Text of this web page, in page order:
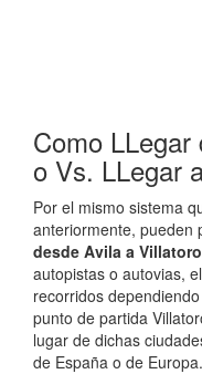
Como
o Vs. LLegar
Por el mismo sistema
anteriormente, pueden
desde Avila a Villatoro
autopistas o autovias,
recorridos
punto de partida
lugar de dichas
de España o de Europa.